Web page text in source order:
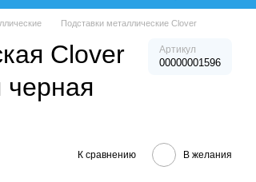
Подставки металлические Clover
Сlover
черная
Артикул
00000001596
К сравнению В желания